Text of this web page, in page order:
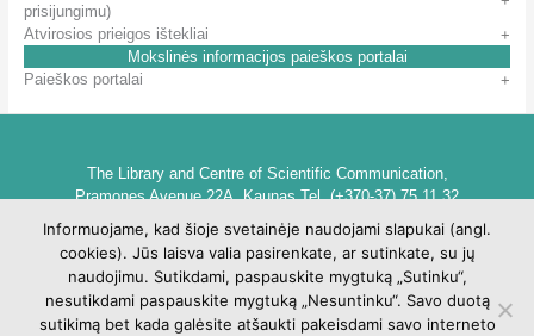
prisijungimu)
Atvirosios prieigos ištekliai
Mokslinės informacijos paieškos portalai
Paieškos portalai
The Library and Centre of Scientific Communication,
Pramones Avenue 22A, Kaunas Tel. (+370-37) 75 11 32
biblioteka@go.kauko.lt
Head of the Library dr. Lina Šarlauskienė
Kauno kolegijos biblioteka ir mokslinės komunikacijos centras,
Pramonės pr. 22A, Kaunas Tel. +370 (37) 75 11 32
biblioteka@go.kauko.lt
Bibliotekos vadovė Lina Šarlauskienė
Informuojame, kad šioje svetainėje naudojami slapukai (angl.
cookies). Jūs laisva valia pasirenkate, ar sutinkate, su jų
naudojimu. Sutikdami, paspauskite mygtuką „Sutinku“,
nesutikdami paspauskite mygtuką „Nesuntinku“. Savo duotą
sutikimą bet kada galėsite atšaukti pakeisdami savo interneto